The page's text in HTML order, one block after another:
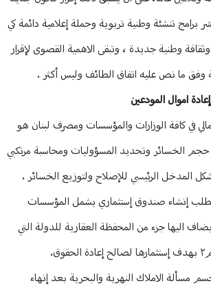
برامج تنشئة وطنية تربوية وحملة إعلامية دائمة كي
وطنية جديدة ، وتبقى الاهمية القصوى لإقرار
وفق ما نص عليه اتفاق الطائف وليس أكثر .
اموال المودعين
في كافة الوزارات والمؤسسات ومصرف لبنان هو
حجم الخسائر وتحديد المسؤوليات ومحاسبة مرتكبي
المدخل الرئيسي للإصلاح ولتوزيع الخسائر .
إنشاء صندوق إستثماري يشمل المؤسسات
يضاف اليها جزء من المحفظة العقارية للدولة التي
مسألة الاملاك النهرية والبحرية بعد إنهاء